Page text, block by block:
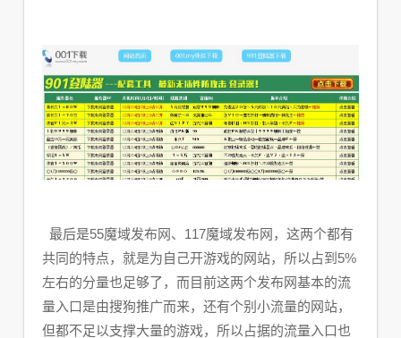
最后是55魔域发布网、117魔域发布网，这两个都有
共同的特点，就是为自己开游戏的网站，所以占到5%
左右的分量也足够了，而目前这两个发布网基本的流
量入口是由搜狗推广而来，还有个别小流量的网站，
但都不足以支撑大量的游戏，所以占据的流量入口也